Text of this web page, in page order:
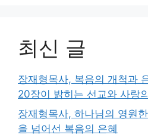
최신 글
장재형목사, 복음의 개척과
20장이 밝히는 선교와 사랑
장재형목사, 하나님의 영원
을 넘어선 복음의 은혜